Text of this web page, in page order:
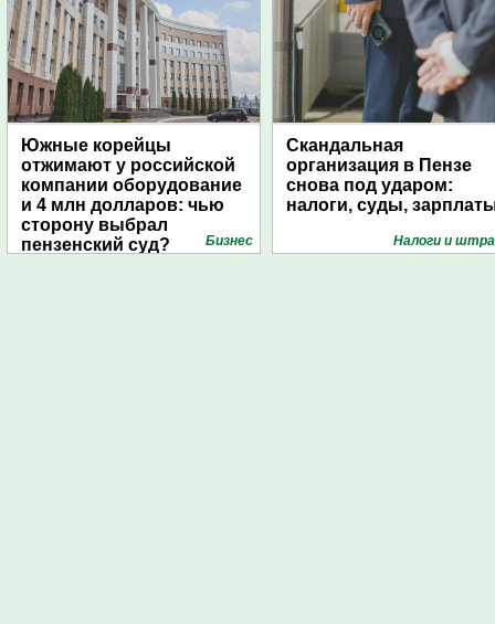
Южные корейцы
отжимают у российской
компании оборудование
и 4 млн долларов: чью
сторону выбрал
пензенский суд?
Бизнес
Скандальная
организация в Пензе
снова под ударом:
налоги, суды,
Налоги и